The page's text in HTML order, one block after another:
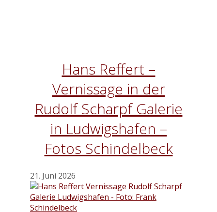
Hans Reffert –
Vernissage in der
Rudolf Scharpf Galerie
in Ludwigshafen –
Fotos Schindelbeck
21. Juni 2026